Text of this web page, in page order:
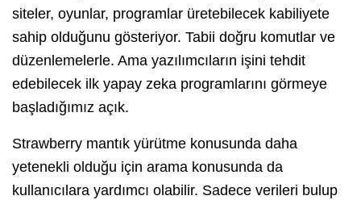
siteler, oyunlar, programlar üretebilecek kabiliyete
sahip olduğunu gösteriyor. Tabii doğru komutlar ve
düzenlemelerle. Ama yazılımcıların işini tehdit
edebilecek ilk yapay zeka programlarını görmeye
başladığımız açık.
Strawberry mantık yürütme konusunda daha
yetenekli olduğu için arama konusunda da
kullanıcılara yardımcı olabilir. Sadece verileri bulup